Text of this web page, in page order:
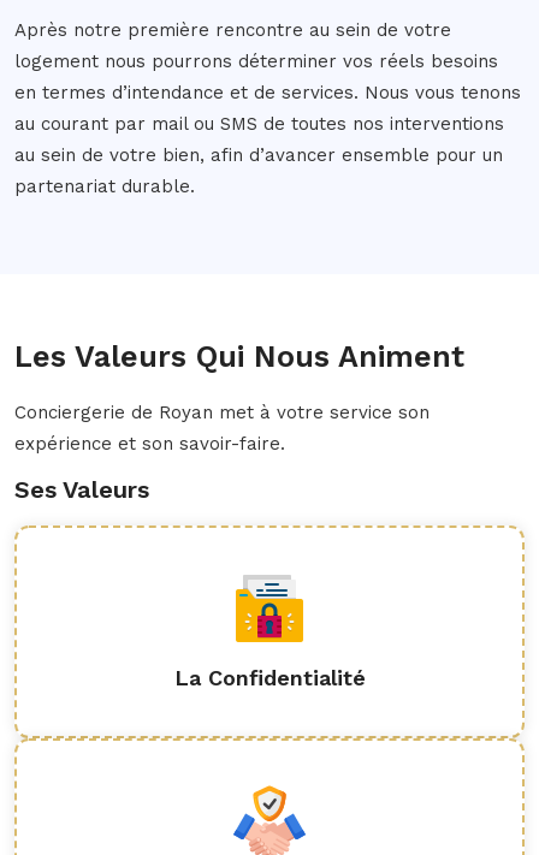
Après notre première rencontre au sein de votre
logement nous pourrons déterminer vos réels besoins
en termes d’intendance et de services. Nous vous tenons
au courant par mail ou SMS de toutes nos interventions
au sein de votre bien, afin d’avancer ensemble pour un
partenariat durable.
Les Valeurs Qui Nous Animent
Conciergerie de Royan met à votre service son
expérience et son savoir-faire.
Ses Valeurs
La Confidentialité